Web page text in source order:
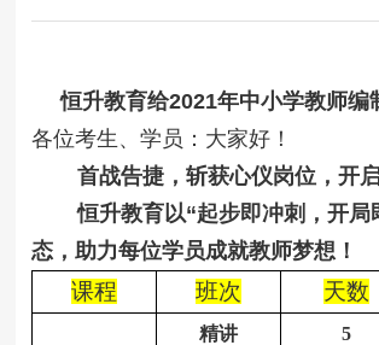
恒升教育给2021年中小学教师编
各位考生、学员：大家好！
首战告捷，斩获心仪岗位，开
恒升教育以“起步即冲刺，开局
态，助力每位学员成就教师梦想！
课程 班次 天数
精讲 5